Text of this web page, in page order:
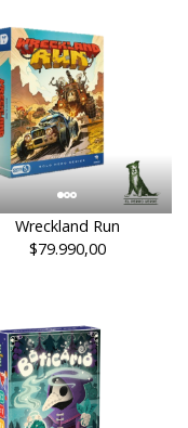
Wreckland Run
$79.990,00